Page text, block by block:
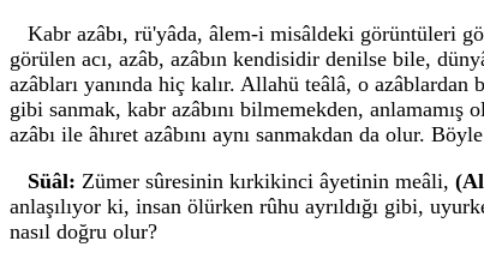
Kabr azâbı, rü'yâda, âlem-i misâldeki görüntüleri
görülen acı, azâb, azâbın kendisidir denilse bile,
azâbları yanında hiç kalır. Allahü teâlâ, o
gibi sanmak, kabr azâbını bilmemekden,
azâbı ile âhıret azâbını aynı sanmakdan da olur.
Süâl: Zümer sûresinin kırkikinci âyetinin meâli,
anlaşılıyor ki, insan ölürken rûhu ayrıldığı gibi,
nasıl doğru olur?